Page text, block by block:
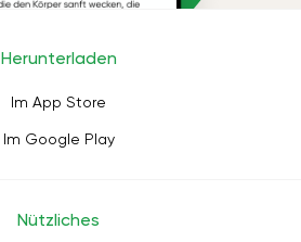
Herunterladen
Im App Store
Im Google Play
Nützliches